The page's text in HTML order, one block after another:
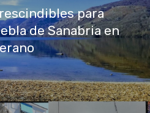
para
de Sanabria en